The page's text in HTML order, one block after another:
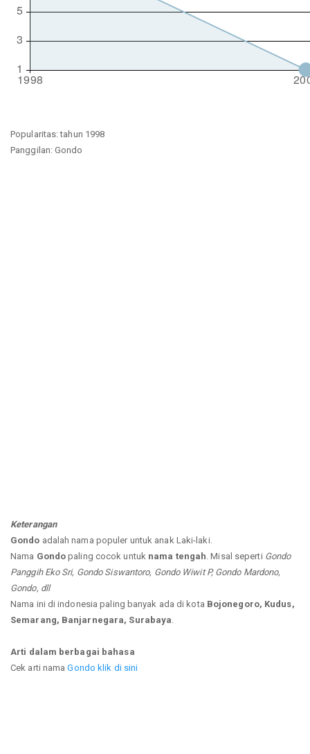
Popularitas: tahun 1998
Panggilan: Gondo
Keterangan
Gondo adalah nama populer untuk anak Laki-laki.
Nama Gondo paling cocok untuk nama tengah . Misal seperti Gondo
Panggih Eko Sri, Gondo Siswantoro, Gondo Wiwit P, Gondo Mardono,
Gondo, dll
Nama ini di indonesia paling banyak ada di kota Bojonegoro, Kudus,
Semarang, Banjarnegara, Surabaya
Arti dalam berbagai bahasa
Cek arti namaGondo klik di sini